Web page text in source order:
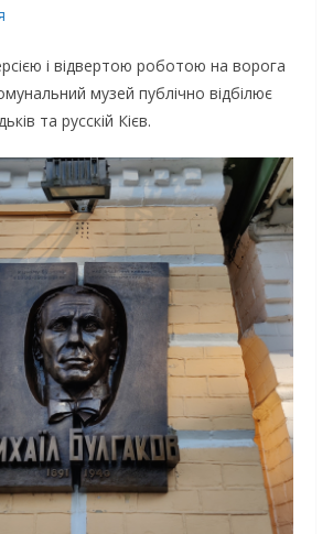
і відвертою роботою на ворога
музей публічно відбілює
та русскій Кієв.